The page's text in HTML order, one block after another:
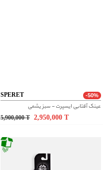
SPERET -50%
عینک آفتابی ایسپرت - سبز یشمی
5,900,000T 2,950,000 T